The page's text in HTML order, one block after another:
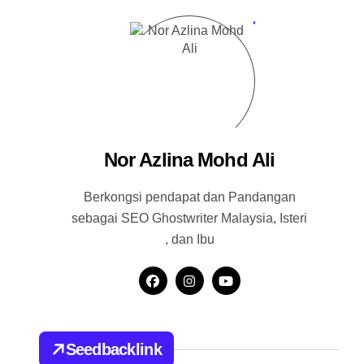
Nor Azlina Mohd Ali
Berkongsi pendapat dan Pandangan
sebagai SEO Ghostwriter Malaysia, Isteri
, dan Ibu
Seedbacklink